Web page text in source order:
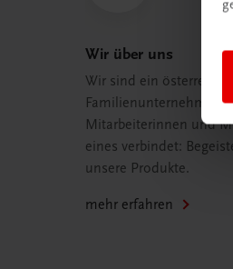
Wir über uns
Wir sind ein
Familienunternehmen
Mitarbeiterinnen und
eines verbindet:
unsere Produkte.
mehr erfahren